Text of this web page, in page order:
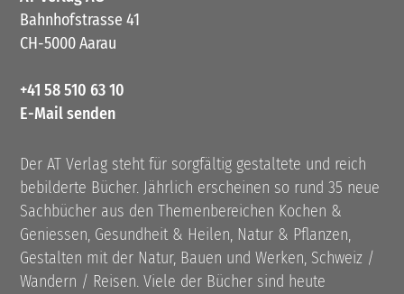
Bahnhofstrasse 41
CH-5000 Aarau
+41 58 510 63 10
E-Mail senden
Der AT Verlag steht für sorgfältig gestaltete und reich
bebilderte Bücher. Jährlich erscheinen so rund 35 neue
Sachbücher aus den Themenbereichen Kochen &
Geniessen, Gesundheit & Heilen, Natur & Pflanzen,
Gestalten mit der Natur, Bauen und Werken, Schweiz /
Wandern / Reisen. Viele der Bücher sind heute